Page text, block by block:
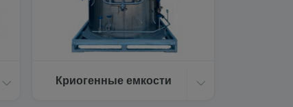
Криогенные емкости